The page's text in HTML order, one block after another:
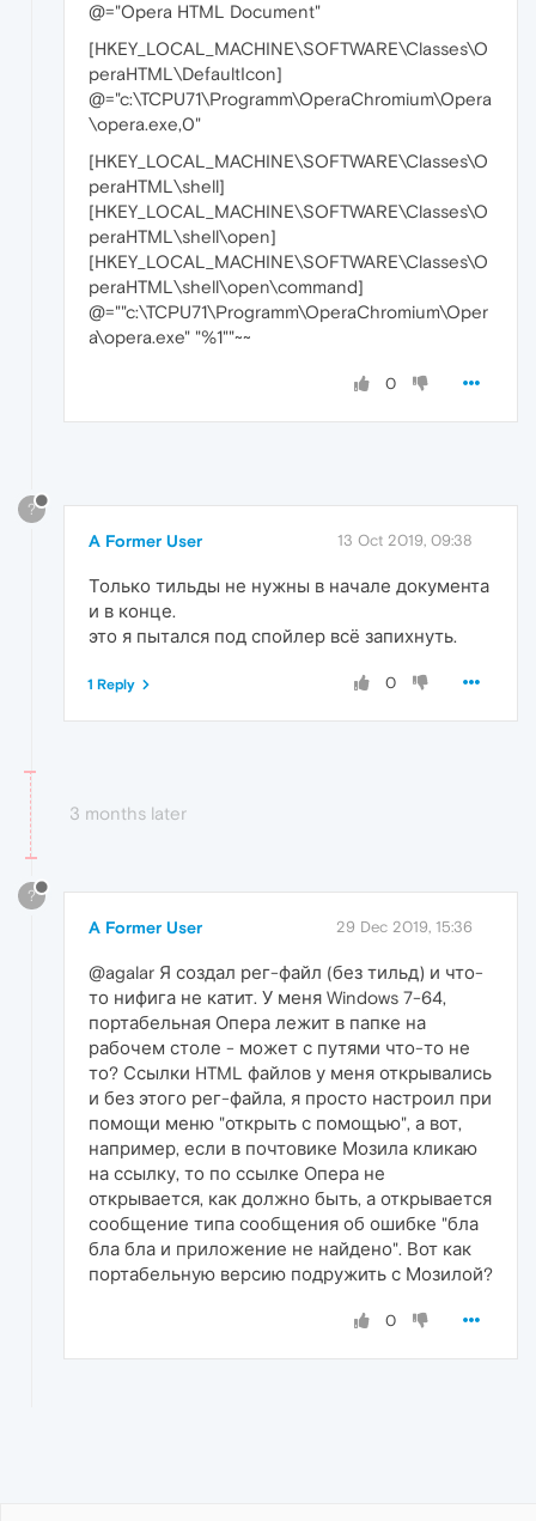
@="Opera HTML Document"
[HKEY_LOCAL_MACHINE\SOFTWARE\Classes\O
peraHTML\DefaultIcon]
@="c:\TCPU71\Programm\OperaChromium\Opera
\opera.exe,0"
[HKEY_LOCAL_MACHINE\SOFTWARE\Classes\O
peraHTML\shell]
[HKEY_LOCAL_MACHINE\SOFTWARE\Classes\O
peraHTML\shell\open]
[HKEY_LOCAL_MACHINE\SOFTWARE\Classes\O
peraHTML\shell\open\command]
@=""c:\TCPU71\Programm\OperaChromium\Oper
a\opera.exe" "%1""~~
0
?
A Former User 13 Oct 2019, 09:38
Только тильды не нужны в начале документа
и в конце.
это я пытался под спойлер всё запихнуть.
0
1 Reply
3 months later
?
A Former User 29 Dec 2019, 15:36
@agalar Я создал рег-файл (без тильд) и что-
то нифига не катит. У меня Windows 7-64,
портабельная Опера лежит в папке на
рабочем столе - может с путями что-то не
то? Ссылки HTML файлов у меня открывались
и без этого рег-файла, я просто настроил при
помощи меню "открыть с помощью", а вот,
например, если в почтовике Мозила кликаю
на ссылку, то по ссылке Опера не
открывается, как должно быть, а открывается
сообщение типа сообщения об ошибке "бла
бла бла и приложение не найдено". Вот как
портабельную версию подружить с Мозилой?
0